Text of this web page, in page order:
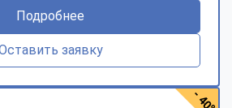
Подробнее
заявку